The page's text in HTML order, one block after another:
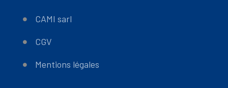
CAMI sarl
CGV
Mentions légales